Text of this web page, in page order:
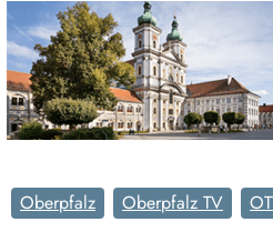
Oberpfalz Oberpfalz TV